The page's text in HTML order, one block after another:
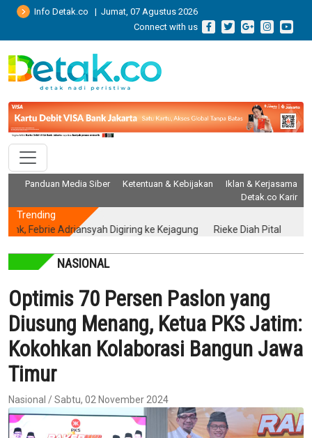
Info Detak.co | Jumat, 07 Agustus 2026
Connect with us
Panduan Media Siber Ketentuan & Kebijakan
Iklan & Kerjasama
Detak.co Karir
Trending
Adriansyah Digiring ke Kejagung Rieke Diah Pitaloka: Putusan
NASIONAL
Optimis 70 Persen Paslon yang
Diusung Menang, Ketua PKS Jatim:
Kokohkan Kolaborasi Bangun Jawa
Timur
Nasional / Sabtu, 02 November 2024